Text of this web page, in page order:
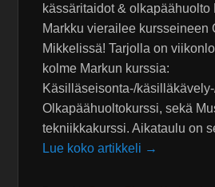
kässäritaidot & olkapäähuolto
Markku vierailee kursseineen
Mikkelissä! Tarjolla on
kolme Markun kurssia:
Käsilläseisonta-/
Olkapäähuoltokurssi, sekä
tekniikkakurssi. Aikataulu on
Lue koko artikkeli →